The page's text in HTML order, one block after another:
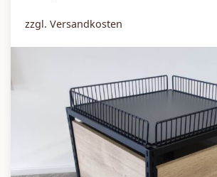
zzgl. Versandkosten